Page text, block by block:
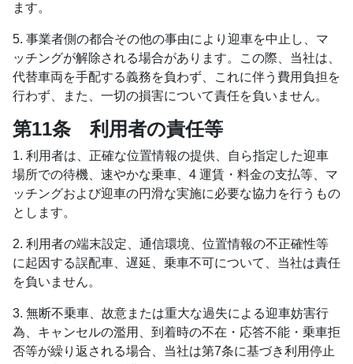
ます。
5. 事業者側の都合その他の事由により迎車を中止し、マ
ッチングが解除される場合があります。この際、当社は、
代替車両を手配する義務を負わず、これに伴う費用負担を
行わず、また、一切の損害について責任を負いません。
第11条 利用者の責任等
1. 利用者は、正確な位置情報の提供、自ら指定した迎車
場所での待機、速やかな乗車、4 運賃・料金の支払等、マ
ッチングおよび迎車の円滑な実施に必要な協力を行うもの
とします。
2. 利用者の端末設定、通信環境、位置情報の不正確性等
に起因する誤配車、遅延、乗車不可について、当社は責任
を負いません。
3. 無断不乗車、故意または重大な過失による迎車妨害行
為、キャンセルの濫用、到着時の不在・応答不能・乗車拒
否等が繰り返される場合、当社は第7条に基づき利用停止